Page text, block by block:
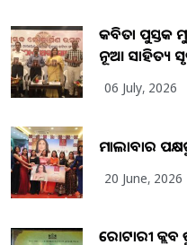
କବିତା ପୁସ୍ତକ
ନୂଆ ସାହିତ୍ୟ
06 July, 2026
ମାଲାବାର
20 June, 2026
ରୋଟାରୀ